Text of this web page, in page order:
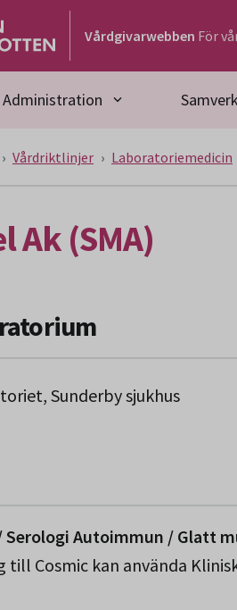
Vårdgivarwebben För
Administration
Vårdriktlinjer Laboratoriemedicin
Ak (SMA)
Sunderby sjukhus
Autoimmun / Glatt
Cosmic kan använda